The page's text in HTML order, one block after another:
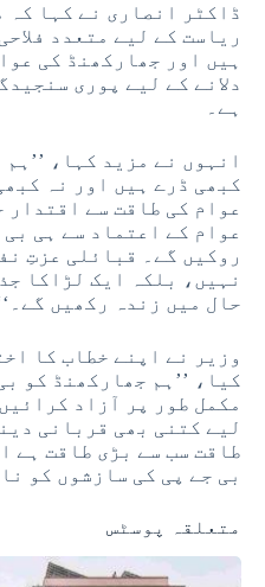
ڈاکٹر انصاری نے کہا کہ
ریاست کے لیے متعدد
ہیں اور جھارکھنڈ کی
دلانے کے لیے پوری
ہے۔
انہوں نے مزید کہا، ’’ہم
کبھی ڈرے ہیں اور نہ
عوام کی طاقت سے اقتدار
عوام کے اعتماد سے ہی
روکیں گے۔ قبائلی عزتِ
نہیں، بلکہ ایک لڑاکا
حال میں زندہ رکھیں
وزیر نے اپنے خطاب کا
کیا، ’’ہم جھارکھنڈ کو
مکمل طور پر آزاد
لیے کتنی بھی قربانی
طاقت سب سے بڑی طاقت ہے
بی جے پی کی سازشوں کو
متعلقہ پوسٹس